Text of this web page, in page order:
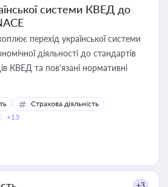
системи КВЕД до
перехід української системи
діяльності до стандартів
КВЕД та пов'язані нормативні
Страхова діяльність
+13